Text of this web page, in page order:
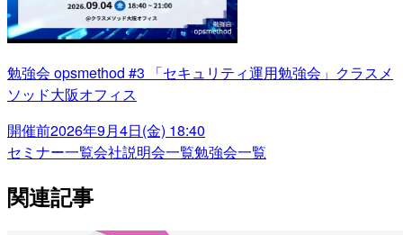
勉強会 opsmethod #3 「セキュリティ運用勉強会」クラスメ
ソッド大阪オフィス
開催前2026年9月4日(金) 18:40
セミナー一覧会社説明会一覧勉強会一覧
関連記事